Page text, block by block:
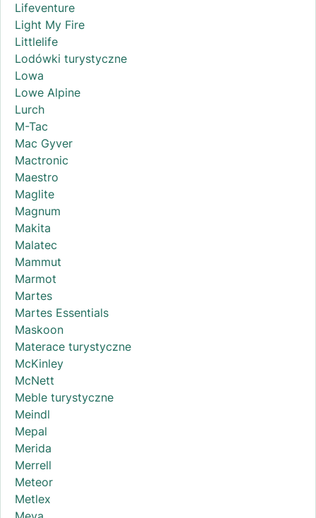
Lifeventure
Light My Fire
Littlelife
Lodówki turystyczne
Lowa
Lowe Alpine
Lurch
M-Tac
Mac Gyver
Mactronic
Maestro
Maglite
Magnum
Makita
Malatec
Mammut
Marmot
Martes
Martes Essentials
Maskoon
Materace turystyczne
McKinley
McNett
Meble turystyczne
Meindl
Mepal
Merida
Merrell
Meteor
Metlex